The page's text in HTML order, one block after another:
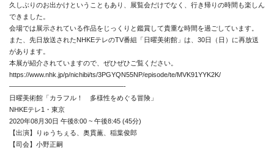
About
Artists
Exhibitions
久しぶりのお出かけということもあり、展覧会だけでなく、行き帰りの時間も楽しん
できました。
会場では展示されている作品をじっくりと鑑賞して貴重な時間を過ごしています。
また、先日放送されたNHKEテレのTV番組「日曜美術館」は、30日（日）に再放送
があります。
本展が紹介されていますので、ぜひぜひご覧ください。
https://www.nhk.jp/p/nichibi/ts/3PGYQN55NP/episode/te/MVK91YYK2K/
—————————————————-
日曜美術館「カラフル！ 多様性をめぐる冒険」
NHKEテレ1・東京
2020年08月30日 午後8:00 ~ 午後8:45 (45分)
【出演】りゅうちぇる、奥貫薫、稲葉俊郎
【司会】小野正嗣